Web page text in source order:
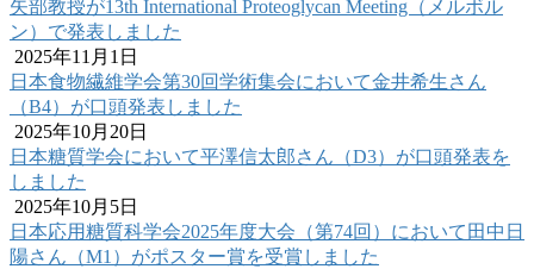
矢部教授が13th International Proteoglycan Meeting（メルボル
ン）で発表しました
2025年11月1日
日本食物繊維学会第30回学術集会において金井希生さん
（B4）が口頭発表しました
2025年10月20日
日本糖質学会において平澤信太郎さん（D3）が口頭発表を
しました
2025年10月5日
日本応用糖質科学会2025年度大会（第74回）において田中日
陽さん（M1）がポスター賞を受賞しました